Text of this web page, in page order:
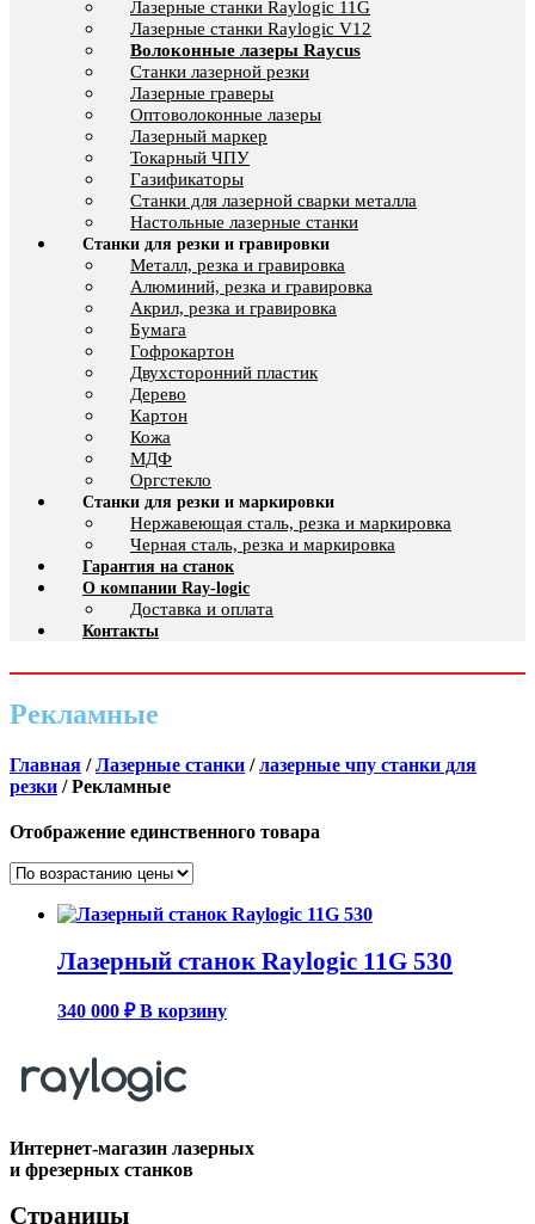
Лазерные станки Raylogic 11G
Лазерные станки Raylogic V12
Волоконные лазеры Raycus
Станки лазерной резки
Лазерные граверы
Оптоволоконные лазеры
Лазерный маркер
Токарный ЧПУ
Газификаторы
Cтанки для лазерной сварки металла
Настольные лазерные станки
Станки для резки и гравировки
Металл, резка и гравировка
Алюминий, резка и гравировка
Акрил, резка и гравировка
Бумага
Гофрокартон
Двухсторонний пластик
Дерево
Картон
Кожа
МДФ
Оргстекло
Станки для резки и маркировки
Нержавеющая сталь, резка и маркировка
Черная сталь, резка и маркировка
Гарантия на станок
О компании Ray-logic
Доставка и оплата
Контакты
Рекламные
Главная /Лазерные станки /лазерные чпу станки для
резки / Рекламные
Отображение единственного товара
Лазерный станок Raylogic 11G 530
340 000 ₽ В корзину
Интернет-магазин лазерных
и фрезерных станков
Страницы